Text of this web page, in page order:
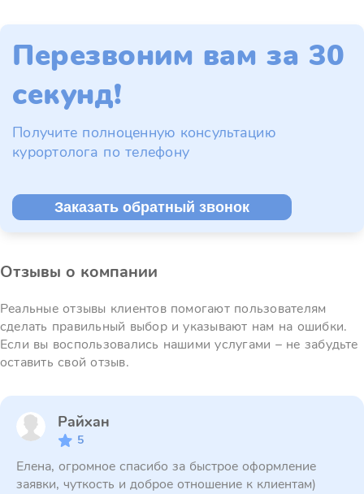
Перезвоним вам за 30
секунд!
Получите полноценную консультацию
курортолога по телефону
Заказать обратный звонок
Отзывы о компании
Реальные отзывы клиентов помогают пользователям
сделать правильный выбор и указывают нам на ошибки.
Если вы воспользовались нашими услугами – не забудьте
оставить свой отзыв.
Райхан
5
Елена, огромное спасибо за быстрое оформление
заявки, чуткость и доброе отношение к клиентам)